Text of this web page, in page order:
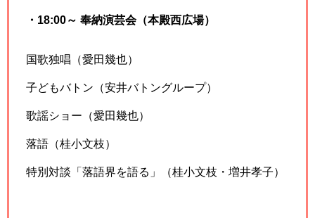
・18:00～ 奉納演芸会（本殿西広場）
国歌独唱（愛田幾也）
子どもバトン（安井バトングループ）
歌謡ショー（愛田幾也）
落語（桂小文枝）
特別対談「落語界を語る」（桂小文枝・増井孝子）